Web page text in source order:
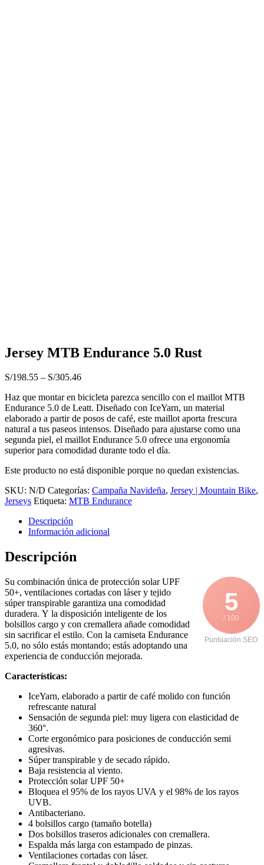
Jersey MTB Endurance 5.0 Rust
S/198.55 – S/305.46
Haz que montar en bicicleta parezca sencillo con el maillot MTB
Endurance 5.0 de Leatt. Diseñado con IceYarn, un material
elaborado a partir de posos de café, este maillot aporta frescura
natural a tus paseos intensos. Diseñado para ajustarse como una
segunda piel, el maillot Endurance 5.0 ofrece una ergonomía
superior para comodidad durante todo el día.
Este producto no está disponible porque no quedan existencias.
SKU: N/D Categorías: Campaña Navideña, Jersey | Mountain Bike,
Jerseys Etiqueta: MTB Endurance
Descripción
Información adicional
Descripción
5
/ 100
Puntuación SEO
Su combinación única de protección solar UPF
50+, ventilaciones cortadas con láser y tejido
súper transpirable garantiza una comodidad
duradera. Y la disposición inteligente de los
bolsillos cargo y con cremallera añade comodidad
sin sacrificar el estilo. Con la camiseta Endurance
5.0, no sólo estás montando; estás adoptando una
experiencia de conducción mejorada.
Características:
IceYarn, elaborado a partir de café molido con función
refrescante natural
Sensación de segunda piel: muy ligera con elasticidad de
360°.
Corte ergonómico para posiciones de conducción semi
agresivas.
Súper transpirable y de secado rápido.
Baja resistencia al viento.
Protección solar UPF 50+
Bloquea el 95% de los rayos UVA y el 98% de los rayos
UVB.
Antibacteriano.
4 bolsillos cargo (tamaño botella)
Dos bolsillos traseros adicionales con cremallera.
Espalda más larga con estampado de pinzas.
Ventilaciones cortadas con láser.